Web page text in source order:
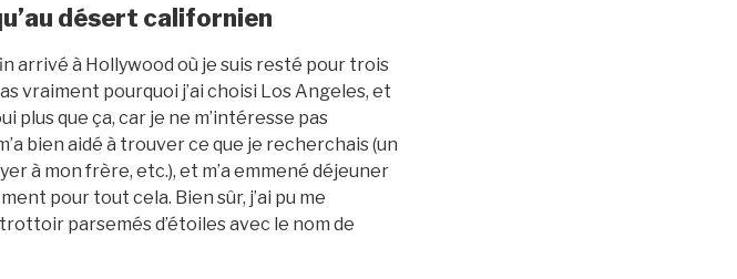
désert californien
arrivé à Hollywood où je suis resté pour trois
vraiment pourquoi j’ai choisi Los Angeles, et
plus que ça, car je ne m’intéresse pas
bien aidé à trouver ce que je recherchais (un
à mon frère, etc.), et m’a emmené déjeuner
pour tout cela. Bien sûr, j’ai pu me
parsemés d’étoiles avec le nom de